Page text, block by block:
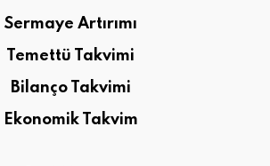
Sermaye Artırımı
Temettü Takvimi
Bilanço Takvimi
Ekonomik Takvim